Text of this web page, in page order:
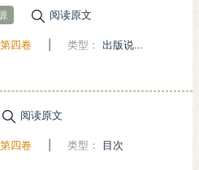
阅读原文
四卷 类型： 出版说明
阅读原文
四卷 类型：
目次